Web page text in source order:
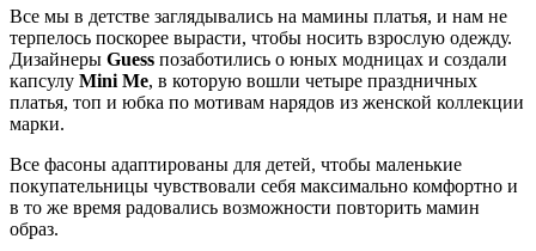
Все мы в детстве заглядывались на мамины платья, и нам не
терпелось поскорее вырасти, чтобы носить взрослую одежду.
Дизайнеры Guess позаботились о юных модницах и создали
капсулу Mini Me, в которую вошли четыре праздничных
платья, топ и юбка по мотивам нарядов из женской коллекции
марки.
Все фасоны адаптированы для детей, чтобы маленькие
покупательницы чувствовали себя максимально комфортно и
в то же время радовались возможности повторить мамин
образ.